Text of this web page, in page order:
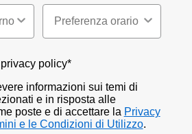
policy*
policy*
informazioni sui temi di
e in risposta alle
poste e di accettare la Privacy
e le Condizioni di Utilizzo.